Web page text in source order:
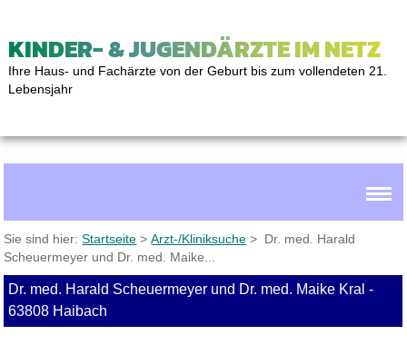
KINDER- & JUGENDÄRZTE IM NETZ
Ihre Haus- und Fachärzte von der Geburt bis zum vollendeten 21.
Lebensjahr
Sie sind hier:Startseite >Arzt-/Kliniksuche > Dr. med. Harald
Scheuermeyer und Dr. med. Maike...
Dr. med. Harald Scheuermeyer und Dr. med. Maike Kral -
63808 Haibach